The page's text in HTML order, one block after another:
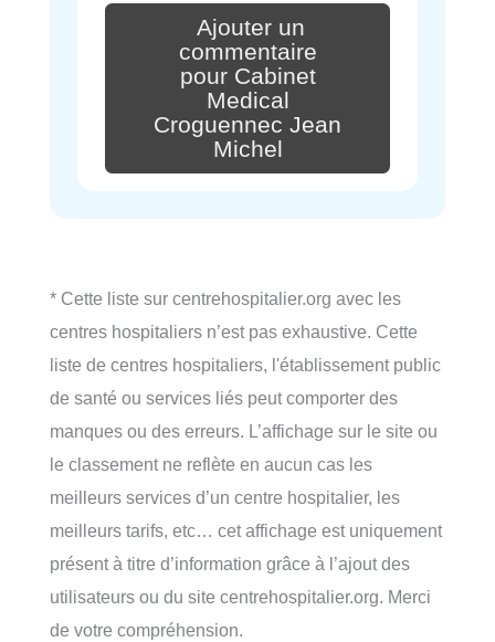
Ajouter un
commentaire
pour Cabinet
Medical
Croguennec Jean
Michel
* Cette liste sur centrehospitalier.org avec les
centres hospitaliers n’est pas exhaustive. Cette
liste de centres hospitaliers, l'établissement public
de santé ou services liés peut comporter des
manques ou des erreurs. L’affichage sur le site ou
le classement ne reflète en aucun cas les
meilleurs services d’un centre hospitalier, les
meilleurs tarifs, etc… cet affichage est uniquement
présent à titre d’information grâce à l’ajout des
utilisateurs ou du site centrehospitalier.org. Merci
de votre compréhension.